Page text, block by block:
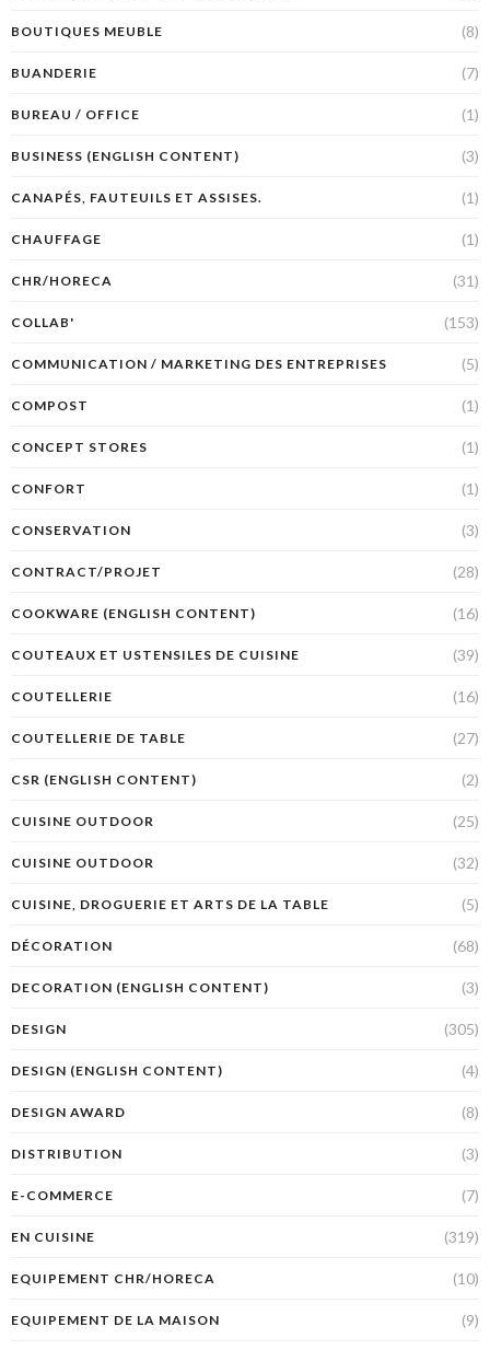
BOUTIQUES MEUBLE (8)
BUANDERIE (7)
BUREAU / OFFICE (1)
BUSINESS (ENGLISH CONTENT) (3)
CANAPÉS, FAUTEUILS ET ASSISES. (1)
CHAUFFAGE (1)
CHR/HORECA (31)
COLLAB' (153)
COMMUNICATION / MARKETING DES ENTREPRISES (5)
COMPOST (1)
CONCEPT STORES (1)
CONFORT (1)
CONSERVATION (3)
CONTRACT/PROJET (28)
COOKWARE (ENGLISH CONTENT) (16)
COUTEAUX ET USTENSILES DE CUISINE (39)
COUTELLERIE (16)
COUTELLERIE DE TABLE (27)
CSR (ENGLISH CONTENT) (2)
CUISINE OUTDOOR (25)
CUISINE OUTDOOR (32)
CUISINE, DROGUERIE ET ARTS DE LA TABLE (5)
DÉCORATION (68)
DECORATION (ENGLISH CONTENT) (3)
DESIGN (305)
DESIGN (ENGLISH CONTENT) (4)
DESIGN AWARD (8)
DISTRIBUTION (3)
E-COMMERCE (7)
EN CUISINE (319)
EQUIPEMENT CHR/HORECA (10)
EQUIPEMENT DE LA MAISON (9)